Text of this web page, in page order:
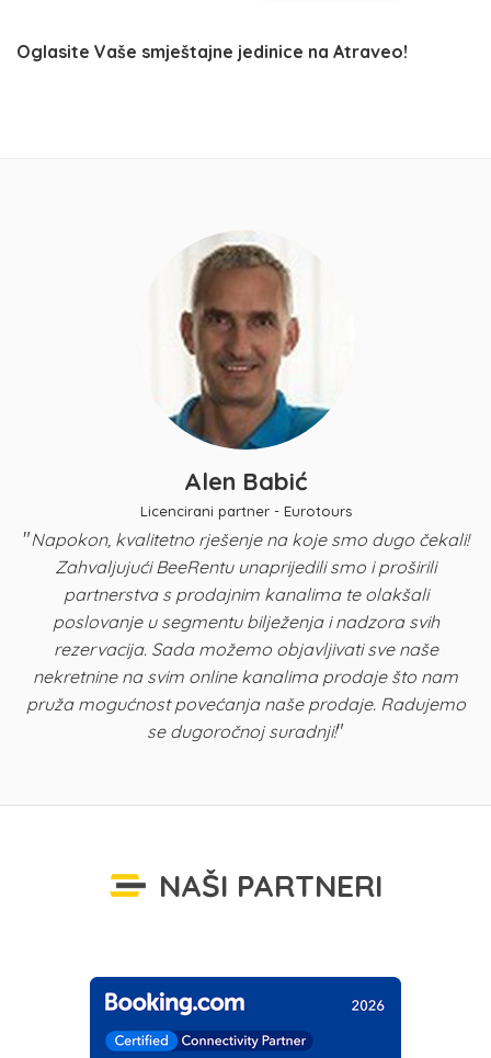
Oglasite Vaše smještajne jedinice na Atraveo!
Alen Babić
Licencirani partner - Eurotours
"Napokon, kvalitetno rješenje na koje smo dugo čekali!
Zahvaljujući BeeRentu unaprijedili smo i proširili
partnerstva s prodajnim kanalima te olakšali
poslovanje u segmentu bilježenja i nadzora svih
rezervacija. Sada možemo objavljivati sve naše
nekretnine na svim online kanalima prodaje što nam
pruža mogućnost povećanja naše prodaje. Radujemo
se dugoročnoj suradnji!"
NAŠI PARTNERI